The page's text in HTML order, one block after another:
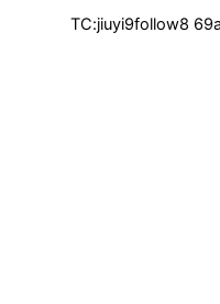
TC:jiuyi9follow8